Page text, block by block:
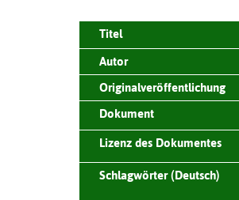
Titel
Autor
Originalveröffentlichung
Dokument
Lizenz des Dokumentes
Schlagwörter (Deutsch)